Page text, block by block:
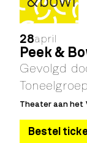
28april
Peek &
Gevolgd
Theater aan het
Bestel